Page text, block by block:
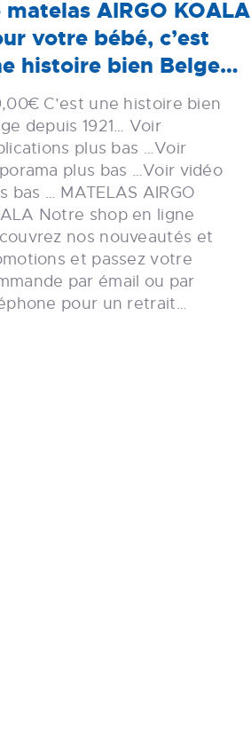
matelas AIRGO KOALA
votre bébé, c’est
histoire bien Belge…
C’est une histoire bien
depuis 1921… Voir
plus bas …Voir
plus bas …Voir vidéo
bas … MATELAS AIRGO
Notre shop en ligne
nos nouveautés et
et passez votre
par émail ou par
pour un retrait…